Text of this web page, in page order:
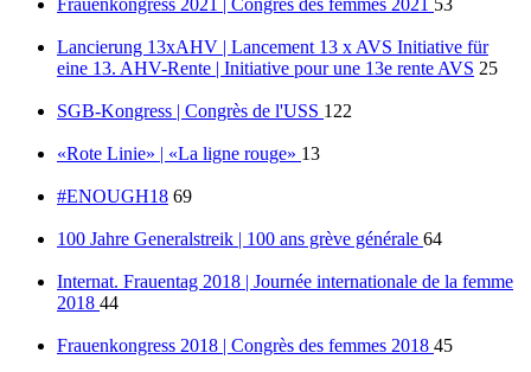
Frauenkongress 2021 | Congrès des femmes 2021 53
Lancierung 13xAHV | Lancement 13 x AVS Initiative für
eine 13. AHV-Rente | Initiative pour une 13e rente AVS 25
SGB-Kongress | Congrès de l'USS 122
«Rote Linie» | «La ligne rouge» 13
#ENOUGH18 69
100 Jahre Generalstreik | 100 ans grève générale 64
Internat. Frauentag 2018 | Journée internationale de la femme
2018 44
Frauenkongress 2018 | Congrès des femmes 2018 45